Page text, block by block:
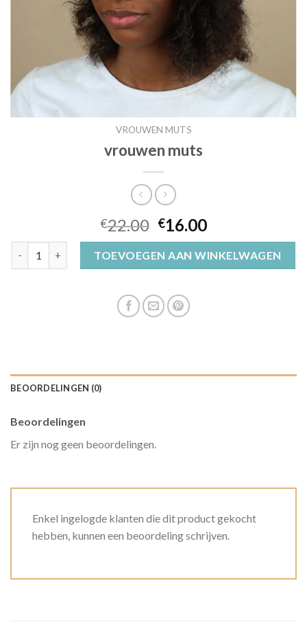
VROUWEN MUTS
vrouwen muts
€22.00 €16.00
TOEVOEGEN AAN WINKELWAGEN
BEOORDELINGEN (0)
Beoordelingen
Er zijn nog geen beoordelingen.
Enkel ingelogde klanten die dit product gekocht
hebben, kunnen een beoordeling schrijven.